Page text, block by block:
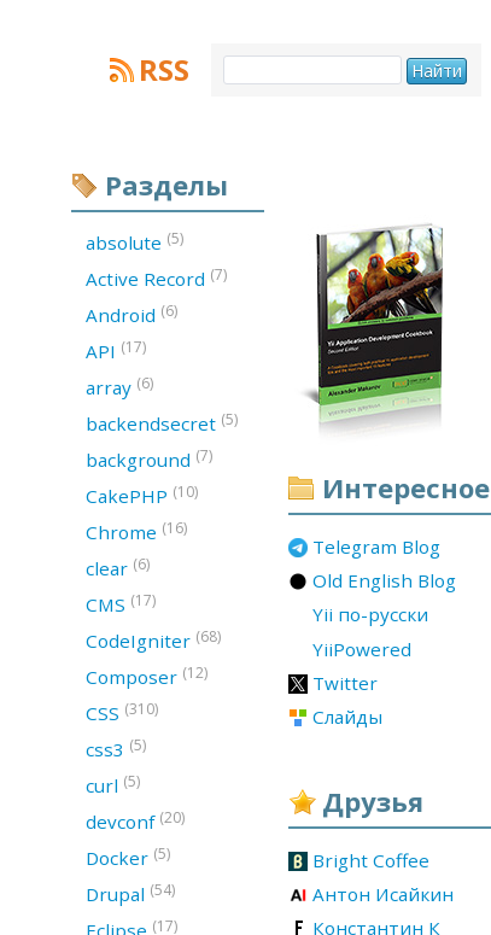
RSS
Интересное
Telegram Blog
Old English Blog
Yii по-русски
YiiPowered
Twitter
Слайды
Друзья
Bright Coffee
Антон Исайкин
Константин К
Разделы
absolute (5)
Active Record (7)
Android (6)
API (17)
array (6)
backendsecret (5)
background (7)
CakePHP (10)
Chrome (16)
clear (6)
CMS (17)
CodeIgniter (68)
Composer (12)
CSS (310)
css3 (5)
curl (5)
devconf (20)
Docker (5)
Drupal (54)
Eclipse (17)